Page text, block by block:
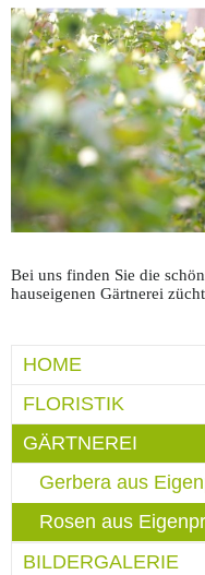
Bei uns finden Sie die
hauseigenen Gärtnerei
HOME
FLORISTIK
GÄRTNEREI
Gerbera aus
Rosen aus
BILDERGALERIE